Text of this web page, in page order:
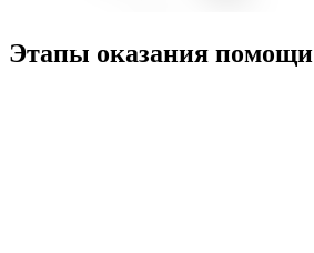
Этапы оказания помощи